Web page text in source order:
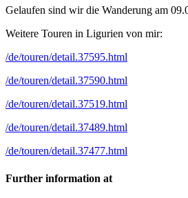
Gelaufen sind wir die Wanderung am
Weitere Touren in Ligurien von mir:
/de/touren/detail.37595.html
/de/touren/detail.37590.html
/de/touren/detail.37519.html
/de/touren/detail.37489.html
/de/touren/detail.37477.html
Further information at